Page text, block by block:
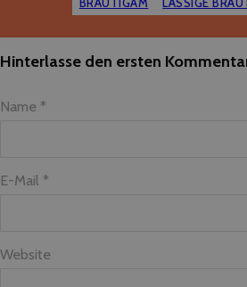
Hinterlasse den ersten
Name *
E-Mail *
Website